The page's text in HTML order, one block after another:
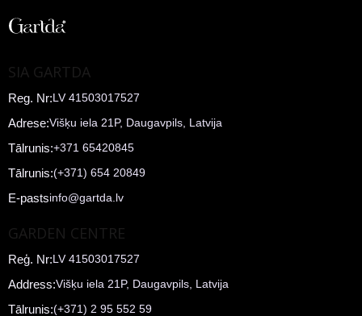
SIA GARTDA
Reg. Nr:LV 41503017527
Adrese:Višķu iela 21P, Daugavpils, Latvija
Tālrunis:+371 65420845
Tālrunis:(+371) 654 20849
E-pastsinfo@gartda.lv
GARDEN CENTRE
Reģ. Nr:LV 41503017527
Address:Višķu iela 21P, Daugavpils, Latvija
Tālrunis:(+371) 2 95 552 59